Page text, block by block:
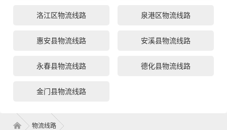
洛江区物流线路 泉港区物流线路
惠安县物流线路 安溪县物流线路
永春县物流线路 德化县物流线路
金门县物流线路
物流线路